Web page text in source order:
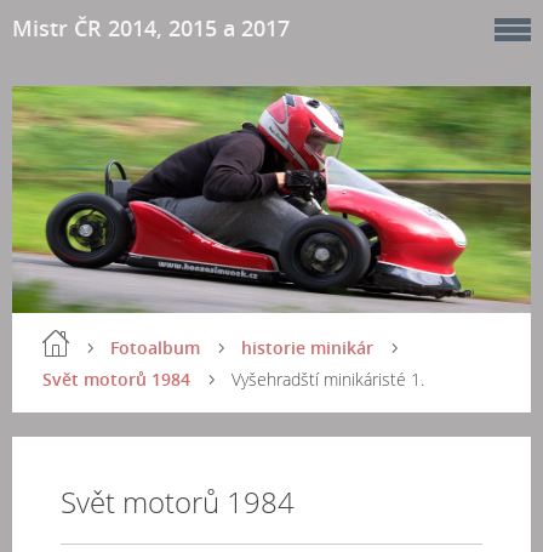
Mistr ČR 2014, 2015 a 2017
Fotoalbum
historie minikár
Svět motorů 1984
Vyšehradští minikáristé 1.
Svět motorů 1984